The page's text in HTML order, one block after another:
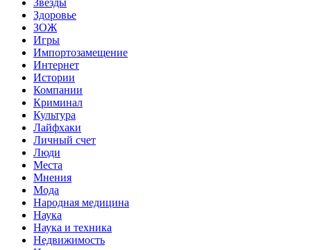
Звёзды
Здоровье
ЗОЖ
Игры
Импортозамещение
Интернет
Истории
Компании
Криминал
Культура
Лайфхаки
Личный счет
Люди
Места
Мнения
Мода
Народная медицина
Наука
Наука и техника
Недвижимость